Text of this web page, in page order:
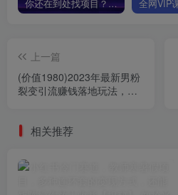
你还在到处找项目？还在当韭菜？我靠卖项目一个月收入5万+，曾经我也是个失败者。
上一篇
(价值1980)2023年最新男粉
裂变引流赚钱落地玩法，新
相关推荐